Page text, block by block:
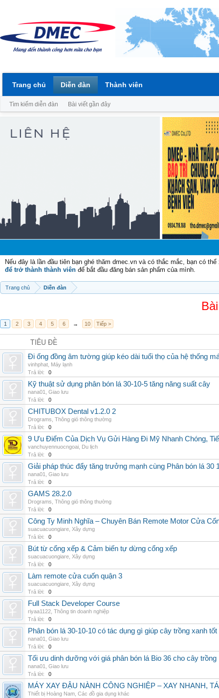
Nếu đây là lần đầu tiên bạn ghé thăm dmec.vn và có thắc mắc, bạn có
để trở thành thành viên để bắt đầu đăng bán sản phẩm của mình.
Trang chủ Diễn đàn
1 2 3 4 5 6 → 10 Tiếp >
TIÊU ĐỀ
Đi ống đồng âm tường giúp kéo dài tuổi thọ của hệ thống
vinhphat Máy lạnh
Trả lời:
0
Kỹ thuật sử dụng phân bón lá 30-10-5 tăng năng suất cây
nana01
Giao lưu
Trả lời:
0
CHITUBOX Dental v1.2.0 2
Drograms Thông gió thông thường
Trả lời:
0
9 Ưu Điểm Của Dịch Vụ Gửi Hàng Đi Mỹ Nhanh Chóng,
vanchuyennuocngoai Du lịch
Trả lời:
0
Giải pháp thúc đẩy tăng trưởng mạnh cùng Phân bón lá 30
nana01
Giao lưu
Trả lời:
0
GAMS 28.2.0
Drograms Thông gió thông thường
Trả lời:
0
Công Ty Minh Nghĩa – Chuyên Bán Remote Motor Cửa
suacuacuongiare Xây dựng
Trả lời:
0
Bút từ cổng xếp & Cảm biến tự dừng cổng xếp
suacuacuongiare Xây dựng
Trả lời:
0
Làm remote cửa cuốn quận 3
suacuacuongiare Xây dựng
Trả lời:
0
Full Stack Developer Course
riyaa1122 Thông tin doanh nghiệp
Trả lời:
0
Phân bón lá 30-10-10 có tác dụng gì giúp cây trồng xanh tốt
nana01
Giao lưu
Trả lời:
0
Tối ưu dinh dưỡng với giá phân bón lá Bio 36 cho cây trồng
nana01
Giao lưu
Trả lời:
0
MÁY XAY ĐẬU NÀNH CÔNG NGHIỆP – XAY NHANH,
Thiết bị Hoàng Nam Các đồ gia dụng khác
Trang chủ Diễn đàn
Tìm kiếm diễn đàn Bài viết gần đây
Thành viên